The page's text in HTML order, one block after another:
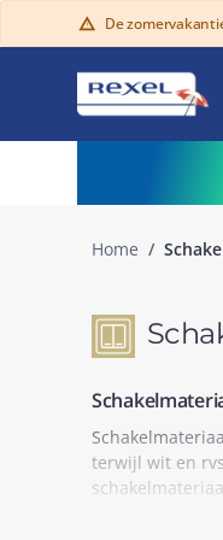
warning De
Home
terwijl wit en